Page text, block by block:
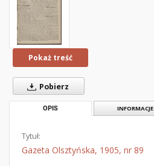
Pokaż treść
Pobierz
OPIS INFORMACJE
Tytuł:
Gazeta Olsztyńska, 1905, nr 89